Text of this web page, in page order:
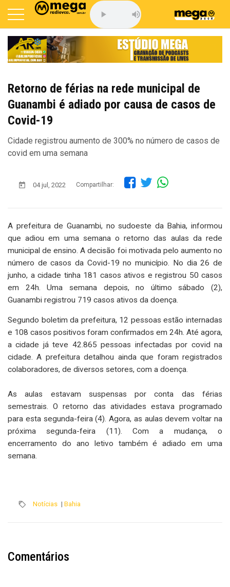
Retorno de férias na rede municipal de
Guanambi é adiado por causa de casos de
Covid-19
Cidade registrou aumento de 300% no número de casos de
covid em uma semana
04 jul, 2022 Compartilhar:
A prefeitura de Guanambi, no sudoeste da Bahia, informou
que adiou em uma semana o retorno das aulas da rede
municipal de ensino. A decisão foi motivada pelo aumento no
número de casos da Covid-19 no município. No dia 26 de
junho, a cidade tinha 181 casos ativos e registrou 50 casos
em 24h. Uma semana depois, no último sábado (2),
Guanambi registrou 719 casos ativos da doença.
Segundo boletim da prefeitura, 12 pessoas estão internadas
e 108 casos positivos foram confirmados em 24h. Até agora,
a cidade já teve 42.865 pessoas infectadas por covid na
cidade. A prefeitura detalhou ainda que foram registrados
colaboradores, de diversos setores, com a doença.
As aulas estavam suspensas por conta das férias
semestrais. O retorno das atividades estava programado
para esta segunda-feira (4). Agora, as aulas devem voltar na
próxima segunda-feira (11). Com a mudança, o
encerramento do ano letivo também é adiado em uma
semana.
Notícias | Bahia
Comentários